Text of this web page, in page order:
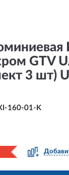
GTV
3 шт)
160-01-K